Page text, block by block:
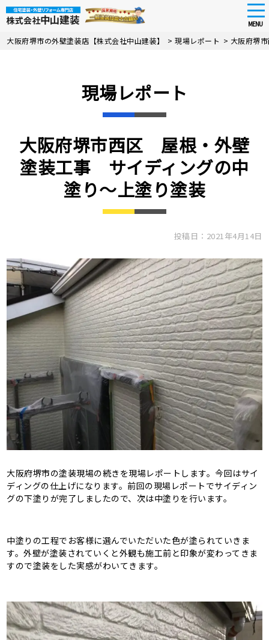
Skip
MENU
大阪府堺市の外壁塗装店【株式会社中山建装】 >現場レポート > 大阪府堺
現場レポート
大阪府堺市西区 屋根・外壁
塗装工事 サイディングの中
塗り〜上塗り塗装
投稿日：2021年4月14日
大阪府堺市の塗装現場の続きを現場レポートします。今回はサイ
ディングの仕上げになります。前回の現場レポートでサイディン
グの下塗りが完了しましたので、次は中塗りを行います。
中塗りの工程でお客様に選んでいただいた色が塗られていきま
す。外壁が塗装されていくと外観も施工前と印象が変わってきま
すので塗装をした実感がわいてきます。